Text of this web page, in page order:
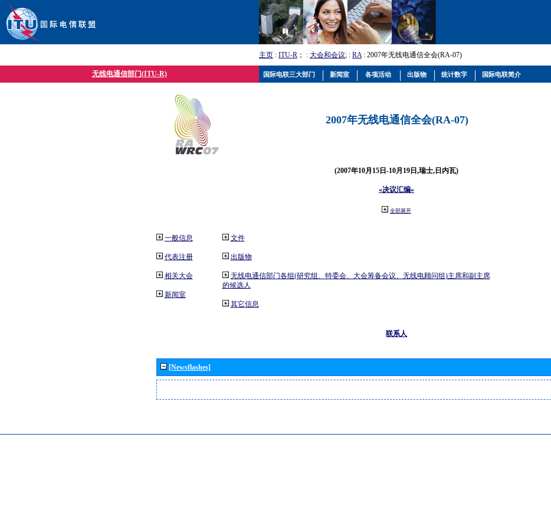
主页 : ITU-R ； : 大会和会议; : RA: 2007年无线电通信全会(RA-07)
无线电通信部门(ITU-R)
2007年无线电通信全会(RA-07)
(2007年10月15日-10月19日,瑞士,日内瓦)
«决议汇编»
全部展开
一般信息
代表注册
相关大会
新闻室
文件
出版物
无线电通信部门各组(研究组、特委会、大会筹备会议、无线电顾问组)主席和副主席
的候选人
其它信息
联系人
[Newsflashes]
国际电联三大部门 新闻室 各项活动 出版物 统计数字 国际电联简介